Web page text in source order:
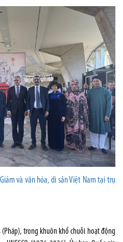
và văn hóa, di sản Việt Nam tại trụ
(Pháp), trong khuôn khổ chuỗi hoạt động